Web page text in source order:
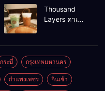
อร่อยร้านดัง
หาดใหญ่
Thousand
Layers คาเฟ่
กระบี่ กรุงเทพมหานคร
กำแพงเพชร กินเช้า